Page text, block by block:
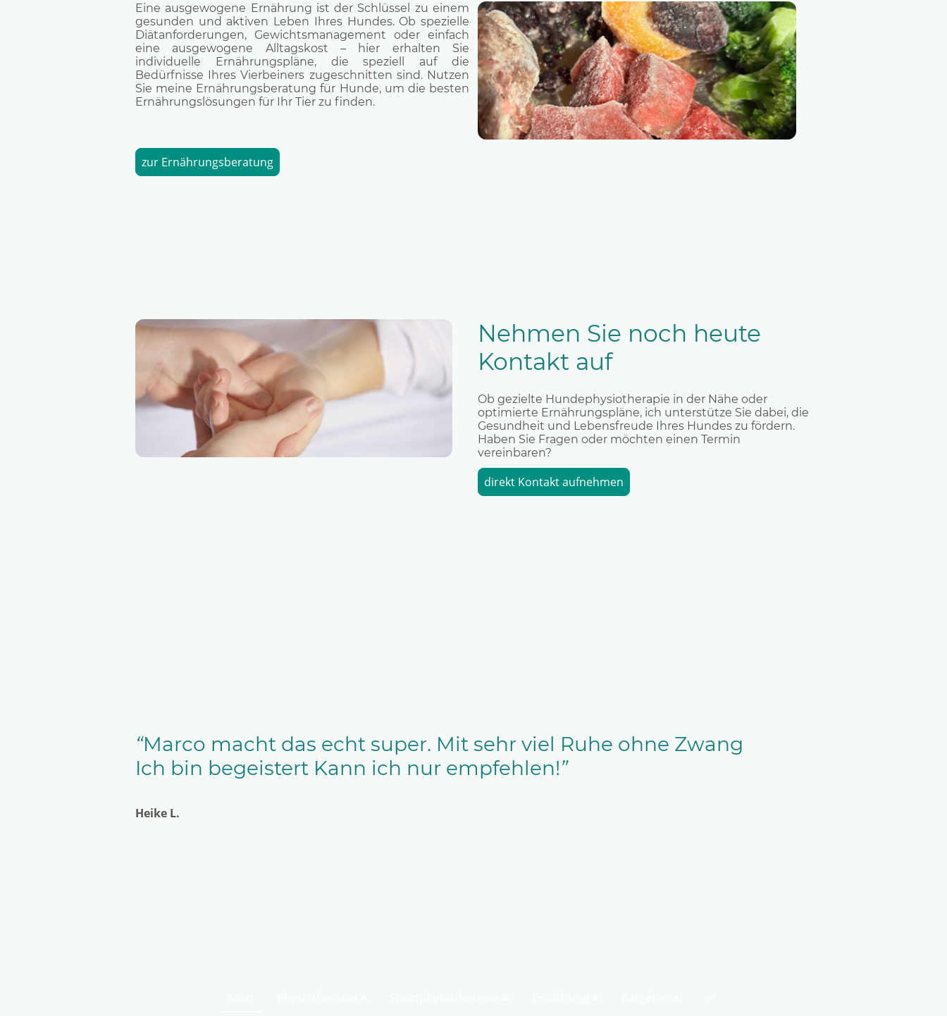
Eine ausgewogene Ernährung ist der Schlüssel zu einem
gesunden und aktiven Leben Ihres Hundes. Ob spezielle
Diätanforderungen, Gewichtsmanagement oder einfach
eine ausgewogene Alltagskost – hier erhalten Sie
individuelle Ernährungspläne, die speziell auf die
Bedürfnisse Ihres Vierbeiners zugeschnitten sind. Nutzen
Sie meine Ernährungsberatung für Hunde, um die besten
Ernährungslösungen für Ihr Tier zu finden.
zur Ernährungsberatung
Nehmen Sie noch heute
Kontakt auf
Ob gezielte Hundephysiotherapie in der Nähe oder
optimierte Ernährungspläne, ich unterstütze Sie dabei, die
Gesundheit und Lebensfreude Ihres Hundes zu fördern.
Haben Sie Fragen oder möchten einen Termin
vereinbaren?
direkt Kontakt aufnehmen
“Marco macht das echt super. Mit sehr viel Ruhe ohne Zwang
Ich bin begeistert Kann ich nur empfehlen!”
Heike L.